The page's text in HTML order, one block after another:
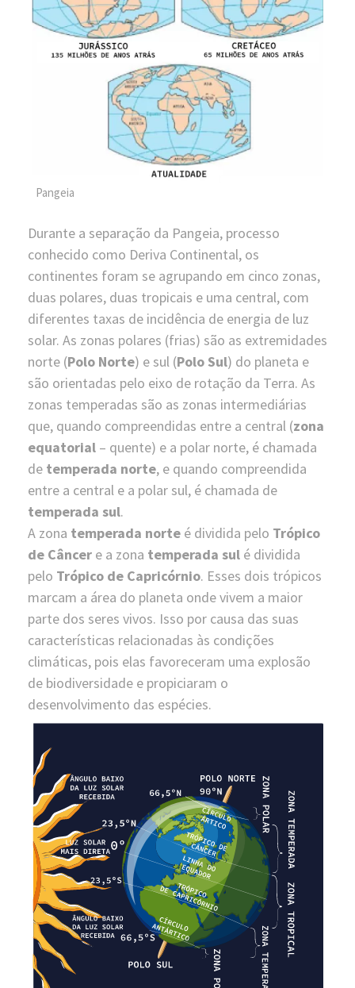
Pangeia
Durante a separação da Pangeia, processo
conhecido como Deriva Continental, os
continentes foram se agrupando em cinco zonas,
duas polares, duas tropicais e uma central, com
diferentes taxas de incidência de energia de luz
solar. As zonas polares (frias) são as extremidades
norte (Polo Norte) e sul (Polo Sul) do planeta e
são orientadas pelo eixo de rotação da Terra. As
zonas temperadas são as zonas intermediárias
que, quando compreendidas entre a central (zona
equatorial – quente) e a polar norte, é chamada
de temperada norte, e quando compreendida
entre a central e a polar sul, é chamada de
temperada sul.
A zona temperada norte é dividida pelo Trópico
de Câncer e a zona temperada sul é dividida
pelo Trópico de Capricórnio. Esses dois trópicos
marcam a área do planeta onde vivem a maior
parte dos seres vivos. Isso por causa das suas
características relacionadas às condições
climáticas, pois elas favoreceram uma explosão
de biodiversidade e propiciaram o
desenvolvimento das espécies.